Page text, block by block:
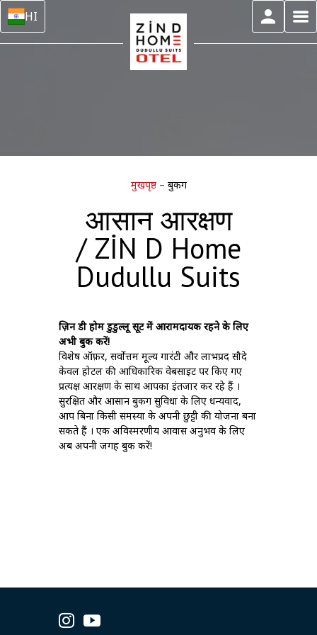
HI
मुखपृष्ठ – बुकिंग
आसान आरक्षण
/ ZİN D Home
Dudullu Suits
ज़िन डी होम डुडुल्लू सूट में आरामदायक रहने के लिए
अभी बुक करें!
विशेष ऑफ़र, सर्वोत्तम मूल्य गारंटी और लाभप्रद सौदे
केवल होटल की आधिकारिक वेबसाइट पर किए गए
प्रत्यक्ष आरक्षण के साथ आपका इंतजार कर रहे हैं ।
सुरक्षित और आसान बुकिंग सुविधा के लिए धन्यवाद,
आप बिना किसी समस्या के अपनी छुट्टी की योजना बना
सकते हैं । एक अविस्मरणीय आवास अनुभव के लिए
अब अपनी जगह बुक करें!